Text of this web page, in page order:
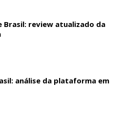
Brasil: review atualizado da
análise da plataforma em